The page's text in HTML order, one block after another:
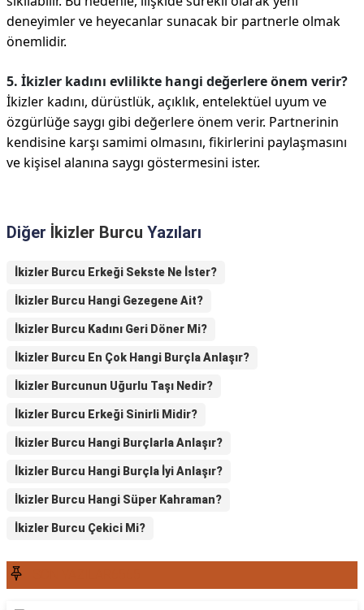
deneyimler ve heyecanlar sunacak bir partnerle olmak
önemlidir.
5. İkizler kadını evlilikte hangi değerlere önem verir?
İkizler kadını, dürüstlük, açıklık, entelektüel uyum ve
özgürlüğe saygı gibi değerlere önem verir. Partnerinin
kendisine karşı samimi olmasını, fikirlerini paylaşmasını
ve kişisel alanına saygı göstermesini ister.
Diğer İkizler Burcu Yazıları
İkizler Burcu Erkeği Sekste Ne İster?
İkizler Burcu Hangi Gezegene Ait?
İkizler Burcu Kadını Geri Döner Mi?
İkizler Burcu En Çok Hangi Burçla Anlaşır?
İkizler Burcunun Uğurlu Taşı Nedir?
İkizler Burcu Erkeği Sinirli Midir?
İkizler Burcu Hangi Burçlarla Anlaşır?
İkizler Burcu Hangi Burçla İyi Anlaşır?
İkizler Burcu Hangi Süper Kahraman?
İkizler Burcu Çekici Mi?